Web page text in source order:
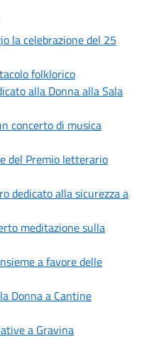
la celebrazione del 25
folklorico
alla Donna alla Sala
concerto di musica
del Premio letterario
dedicato alla sicurezza a
meditazione sulla
a favore delle
Donna a Cantine
a Gravina